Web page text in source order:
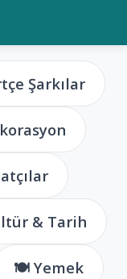
Şarkılar
& Tarih
🍽️ Yemek